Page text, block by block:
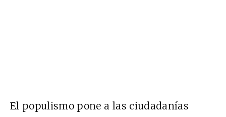
El populismo pone a las ciudadanías